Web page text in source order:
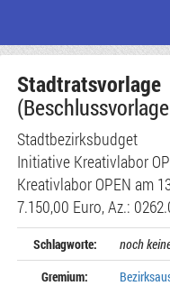
Seiteninhalt
Stadtratsvorlage
Stadtbezirksbudget
Initiative Kreativlabor
Kreativlabor OPEN am
7.150,00 Euro, Az.:
Schlagworte: noch
Gremium: